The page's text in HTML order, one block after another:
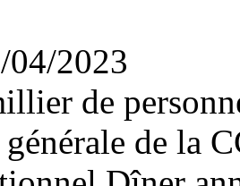
04/2023
de
générale de la